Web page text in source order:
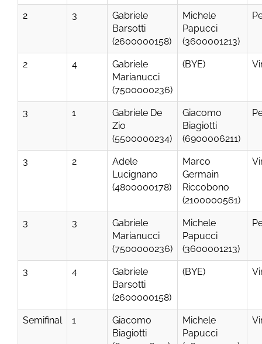
2 3
Gabriele
Barsotti
(2600000158)
Michele
Papucci
(3600001213)
2 4
Gabriele
Marianucci
(7500000236)
(BYE)
3 1
Gabriele De
Zio
(5500000234)
Giacomo
Biagiotti
(6900006211)
3 2
Adele
Lucignano
(4800000178)
Marco
Germain
Riccobono
(2100000561)
3 3
Gabriele
Marianucci
(7500000236)
Michele
Papucci
(3600001213)
3 4
Gabriele
Barsotti
(2600000158)
(BYE)
Semifinal 1
Giacomo
Biagiotti
Michele
Papucci